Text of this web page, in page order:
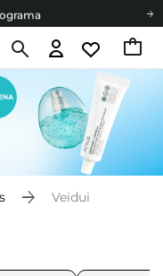
40,00 €
40,00 €
Veidui